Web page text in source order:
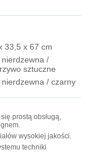
33,5 x 67 cm
nierdzewna /
sztuczne
nierdzewna / czarny
prostą obsługą,
wysokiej jakości.
techniki